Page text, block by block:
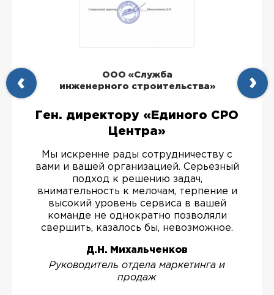
ООО «Служба
инженерного строительства»
Ген. директору «Единого СРО
Центра»
Мы искренне рады сотрудничеству с
вами и вашей организацией. Серьезный
подход к решению задач,
внимательность к мелочам, терпение и
высокий уровень сервиса в вашей
команде не однократно позволяли
свершить, казалось бы, невозможное.
Д.Н. Михальченков
Руководитель отдела маркетинга и
продаж